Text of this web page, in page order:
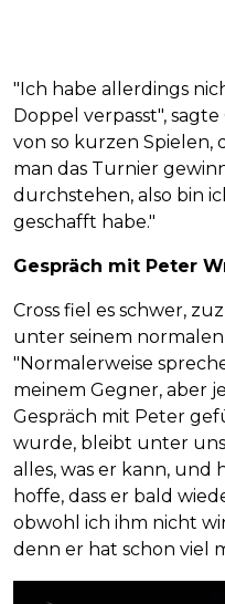
"Ich habe allerdings
Doppel verpasst",
von so kurzen Spielen,
man das Turnier
durchstehen, also bin
geschafft habe."
Gespräch mit Peter
Cross fiel es schwer,
unter seinem
"Normalerweise
meinem Gegner, aber
Gespräch mit Peter
wurde, bleibt unter
alles, was er kann, und
hoffe, dass er bald
obwohl ich ihm nicht
denn er hat schon viel